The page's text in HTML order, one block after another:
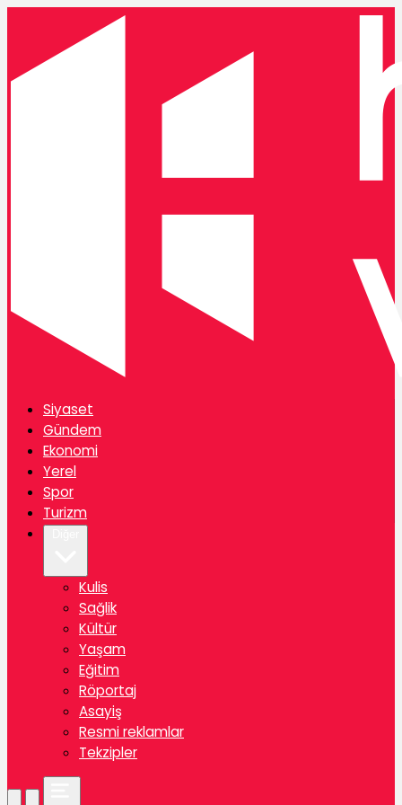
Siyaset
Gündem
Ekonomi
Yerel
Spor
Turizm
Kulis
Sağlik
Kültür
Yaşam
Eğitim
Röportaj
Asayiş
Resmi reklamlar
Tekzipler